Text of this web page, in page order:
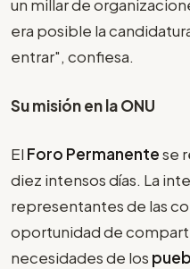
un millar de
era posible la
entrar", confiesa.
Su misión en la ONU
El Foro Permanentese
diez intensos días. La
representantes de las
oportunidad de
necesidades de los